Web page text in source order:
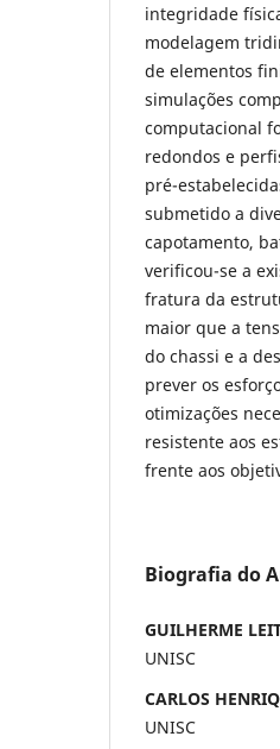
integridade
modelagem
de elementos
simulações
computacional
redondos e
pré-
submetido a
capotamento,
verificou-se a
fratura da
maior que a
do chassi e a
prever os
otimizações
resistente aos
frente aos
Biografia do
GUILHERME
UNISC
CARLOS
UNISC